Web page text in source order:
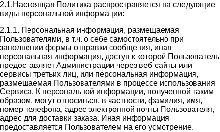
2.1.Настоящая Политика распространяется на следующие
виды персональной информации:
2.1.1. Персональная информация, размещаемая
Пользователями, в т.ч. о себе самостоятельно при
заполнении формы отправки сообщения, иная
персональная информация, доступ к которой Пользователь
предоставляет Администрации через веб-сайты или
сервисы третьих лиц, или персональная информация,
размещаемая Пользователями в процессе использования
Сервиса. К персональной информации, полученной таким
образом, могут относиться, в частности, фамилия, имя,
номер телефона, адрес электронной почты Пользователя,
адрес для доставки заказа. Иная информация
предоставляется Пользователем на его усмотрение.